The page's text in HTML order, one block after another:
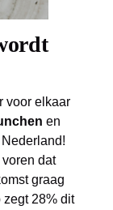
voor elkaar
en
dat
graag
zegt 28% dit